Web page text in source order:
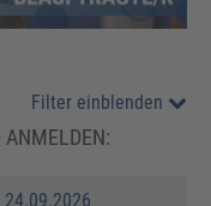
Filter einblenden
ANMELDEN:
24.09.2026